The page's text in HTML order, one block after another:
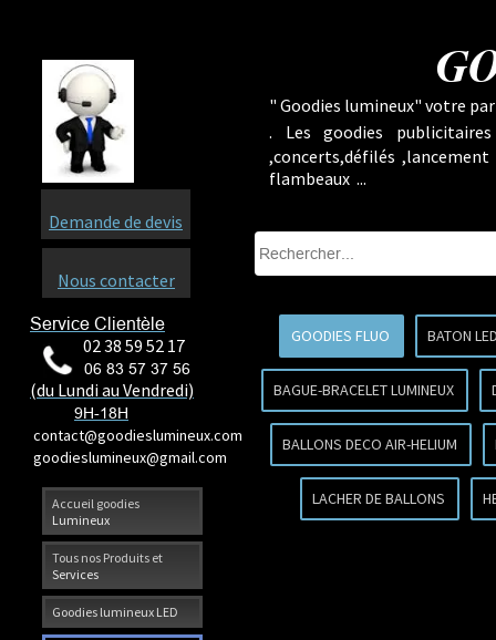
Accueil goodies
Lumineux
Tous nos Produits et
Services
Goodies lumineux LED
Service Clientèle
02 38 59 52 17
06 83 57 37 56
(du Lundi au Vendredi)
9H-18H
contact@goodieslumineux.com
goodieslumineux@gmail.com
Demande de devis
Nous contacter
" Goodies lumineux" votre
. Les goodies
,concerts,défilés
flambeaux ...
GOODIES FLUO BATON
BAGUE-BRACELET LUMINEUX
BALLONS DECO AIR-HELIUM
LACHER DE BALLONS